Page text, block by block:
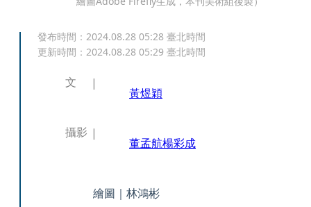
發布時間： 2024.08.28 05:28 臺北時間
更新時間： 2024.08.28 05:29 臺北時間
文
黃煜穎
攝影
董孟航楊彩成
繪圖｜林鴻彬